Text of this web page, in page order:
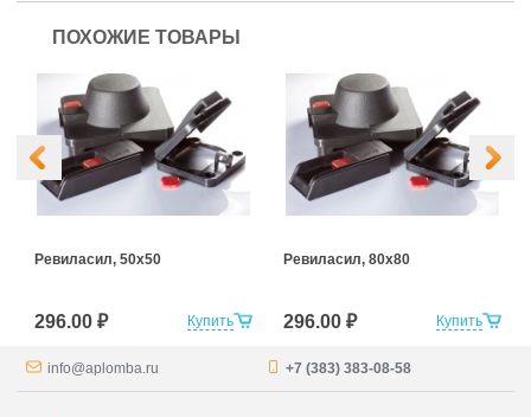
ПОХОЖИЕ ТОВАРЫ
Купить
Ревиласил, 50х50
296.00 ₽ Купить
Ревиласил, 80х80
296.00 ₽
info@aplomba.ru +7 (383) 383-08-58